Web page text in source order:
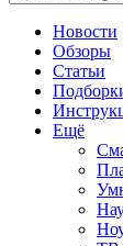
Новости
Обзоры
Статьи
Ещё